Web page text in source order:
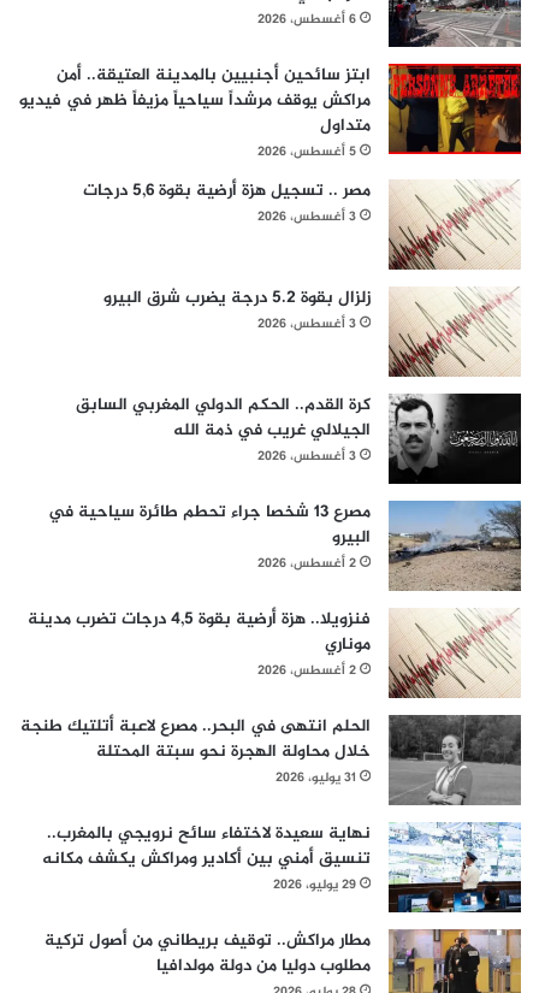
6 أغسطس، 2026
ابتز سائحين أجنبيين بالمدينة العتيقة.. أمن
مراكش يوقف مرشداً سياحياً مزيفاً ظهر في فيديو
متداول
5 أغسطس، 2026
مصر .. تسجيل هزة أرضية بقوة 5,6 درجات
3 أغسطس، 2026
زلزال بقوة 5.2 درجة يضرب شرق البيرو
3 أغسطس، 2026
كرة القدم.. الحكم الدولي المغربي السابق
الجيلالي غريب في ذمة الله
3 أغسطس، 2026
مصرع 13 شخصا جراء تحطم طائرة سياحية في
البيرو
2 أغسطس، 2026
فنزويلا.. هزة أرضية بقوة 4,5 درجات تضرب مدينة
موناري
2 أغسطس، 2026
الحلم انتهى في البحر.. مصرع لاعبة أتلتيك طنجة
خلال محاولة الهجرة نحو سبتة المحتلة
31 يوليو، 2026
نهاية سعيدة لاختفاء سائح نرويجي بالمغرب..
تنسيق أمني بين أكادير ومراكش يكشف مكانه
29 يوليو، 2026
مطار مراكش.. توقيف بريطاني من أصول تركية
مطلوب دوليا من دولة مولدافيا